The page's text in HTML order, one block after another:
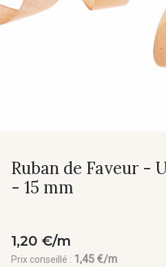
Ruban de Faveur -
- 15 mm
1,20 €/m
Prix conseillé : 1,45 €/m